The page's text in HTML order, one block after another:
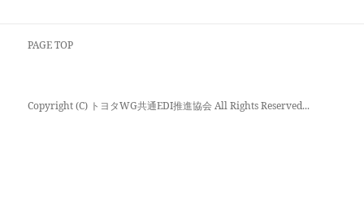
PAGE TOP
Copyright (C) トヨタWG共通EDI推進協会 All Rights Reserved...